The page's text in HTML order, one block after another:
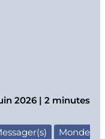
2026
2 minutes
Monde